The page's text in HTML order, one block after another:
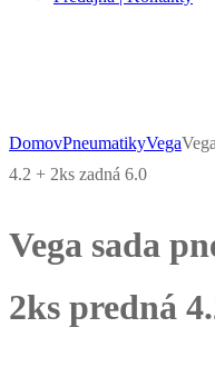
DomovPneumatikyVega
4.2 + 2ks zadná 6.0
Vega sada
2ks predná